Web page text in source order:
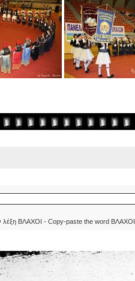
λέξη ΒΛΑΧΟΙ - Copy-paste the word ΒΛΑΧΟΙ